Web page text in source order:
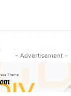
- Advertisement -